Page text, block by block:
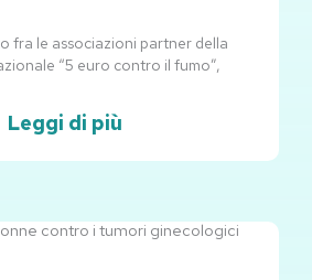
fra le associazioni partner della
“5 euro contro il fumo”,
Leggi di più